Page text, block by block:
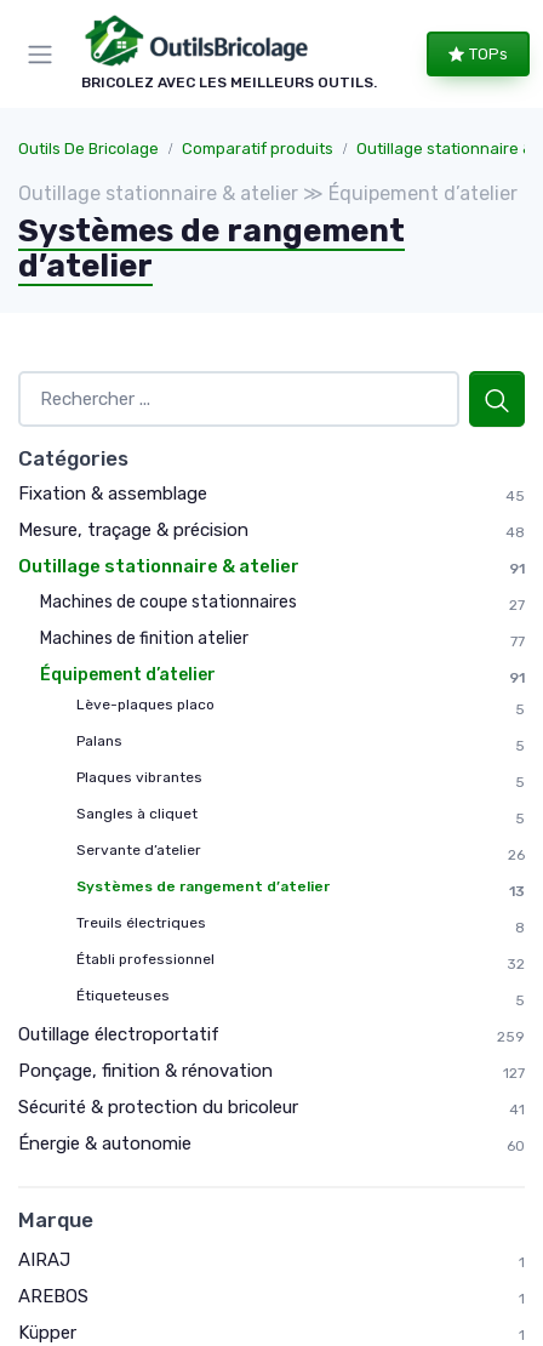
BRICOLEZ AVEC LES MEILLEURS OUTILS.
TOPs
Outils De Bricolage Comparatif produits Outillage stationnaire &
Outillage stationnaire & atelier ≫ Équipement d’atelier
Systèmes de rangement
d’atelier
Catégories
Fixation & assemblage 45
Mesure, traçage & précision 48
Outillage stationnaire & atelier 91
Machines de coupe stationnaires 27
Machines de finition atelier 77
Équipement d’atelier
91
Lève-plaques placo
5
Palans
5
Plaques vibrantes
5
Sangles à cliquet
5
Servante d’atelier
26
Systèmes de rangement d’atelier
13
Treuils électriques
8
Établi professionnel
32
Étiqueteuses
5
Outillage électroportatif 259
Ponçage, finition & rénovation 127
Sécurité & protection du bricoleur 41
Énergie & autonomie 60
Marque
AIRAJ 1
AREBOS 1
Küpper 1
Panneau de gestion des cookies